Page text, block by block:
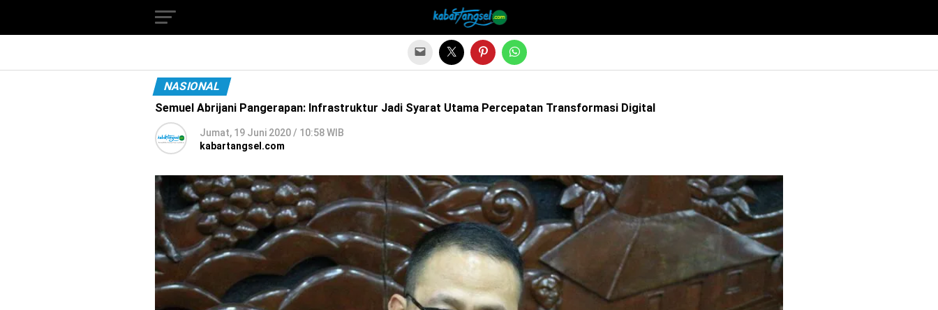
NASIONAL
Semuel Abrijani Pangerapan: Infrastruktur Jadi Syarat Utama Percepatan Transformasi Digital
Jumat, 19 Juni 2020 / 10:58 WIB
kabartangsel.com